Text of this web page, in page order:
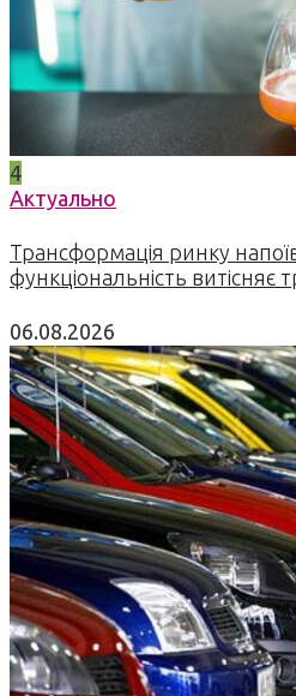
4
Актуально
Трансформація ринку
функціональність витісняє
06.08.2026